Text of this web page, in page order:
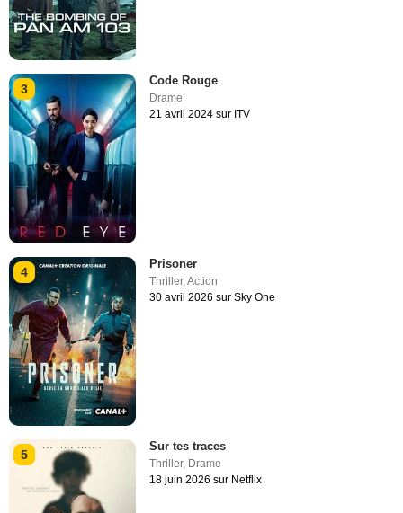
3
Code Rouge
Drame
21 avril 2024 sur ITV
4
Prisoner
Thriller,Action
30 avril 2026 sur Sky One
5
Sur tes traces
Thriller, Drame
18 juin 2026 sur Netflix